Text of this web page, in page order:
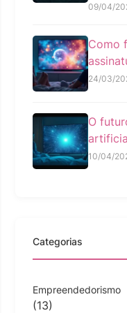
09/04/
Como
24/03/
O
10/04/
Categorias
Empreendedorismo
(13)